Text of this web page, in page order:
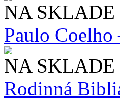
NA SKLADE
Paulo
NA SKLADE
Rodinná